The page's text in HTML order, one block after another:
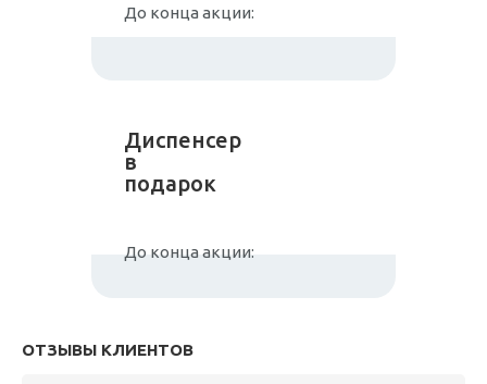
До конца акции:
Диспенсер
в
подарок
До конца акции:
ОТЗЫВЫ КЛИЕНТОВ